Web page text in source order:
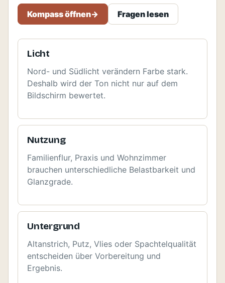
Kompass öffnen-> Fragen lesen
Licht
Nord- und Südlicht verändern Farbe stark.
Deshalb wird der Ton nicht nur auf dem
Bildschirm bewertet.
Nutzung
Familienflur, Praxis und Wohnzimmer
brauchen unterschiedliche Belastbarkeit und
Glanzgrade.
Untergrund
Altanstrich, Putz, Vlies oder Spachtelqualität
entscheiden über Vorbereitung und
Ergebnis.